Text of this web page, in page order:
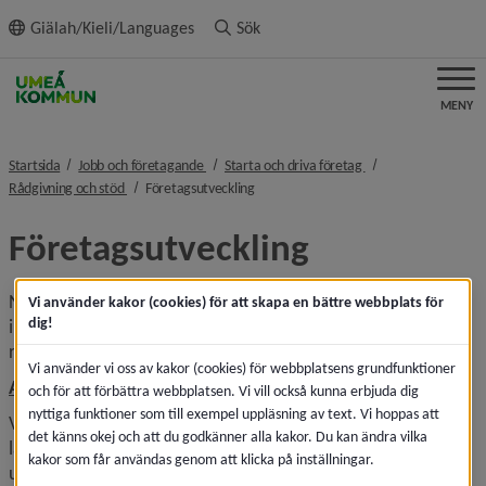
innehållet
Giälah/Kieli/Languages Sök
MENY
Startsida Jobb och företagande nivå i brödsmulenavigeringen
Starta och driva företag nivå i
Rådgivning och stöd nivå i brödsmulenavigeringen
Företagsutvecklingnivå i brödsmulenavigeringen
Företagsutveckling
Nyföretagande, expansion eller produktutveckling? Export,
import eller nya kontakter? Behöver du hjälp eller
rådgivning?
ALMI Företagspartner
Länk till annan webbplats, öppnas i
Vill du bygga ett företag som är lönsamt, växande och
långsiktigt hållbart? Vill du göra verklighet av din idé och
utveckla en ny innovativ tjänst eller produkt? I så fall kan
Vi använder kakor (cookies) för att skapa en bättre webbplats för
dig!
Vi använder vi oss av kakor (cookies) för webbplatsens grundfunktioner
och för att förbättra webbplatsen. Vi vill också kunna erbjuda dig
nyttiga funktioner som till exempel uppläsning av text. Vi hoppas att
det känns okej och att du godkänner alla kakor. Du kan ändra vilka
kakor som får användas genom att klicka på inställningar.